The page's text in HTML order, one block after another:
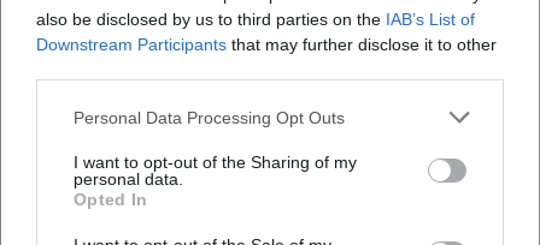
also be disclosed by us to third parties on the IAB’s List of
Downstream Participants that may further disclose it to other
Personal Data Processing Opt Outs
I want to opt-out of the Sharing of my
personal data.
Opted In
DJK außerdem als den Breitensportverein in
Weiden und Umgebung, was den offenen
die Suche nach Adresse und Kontakt ist das
wichtig, denn viele Nutzer möchten nicht lange
scrollen oder mehrere Unterseiten öffnen, sondern
Wo ist die DJK Weiden 1921 e.V. genau?
Wie kann ich die DJK Weiden kontaktieren?